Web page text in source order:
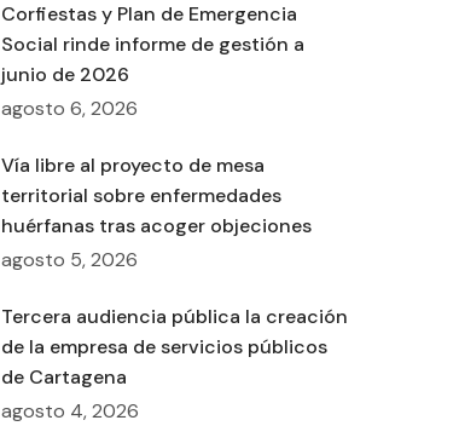
Corfiestas y Plan de Emergencia
Social rinde informe de gestión a
junio de 2026
agosto 6, 2026
Vía libre al proyecto de mesa
territorial sobre enfermedades
huérfanas tras acoger objeciones
agosto 5, 2026
Tercera audiencia pública la creación
de la empresa de servicios públicos
de Cartagena
agosto 4, 2026